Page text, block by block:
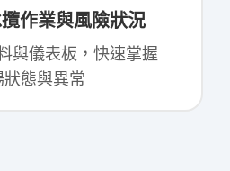
作業與風險狀況
與儀表板，快速掌握
狀態與異常